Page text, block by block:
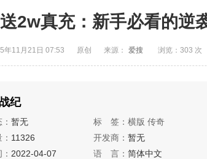
2w真充：新手必看的逆
年11月21日 07:53 原创 来源： 爱搜 浏览：303 次
纪
暂无 标 签： 横版 传奇
11326 开发商： 暂无
2022-04-07 语 言： 简体中文